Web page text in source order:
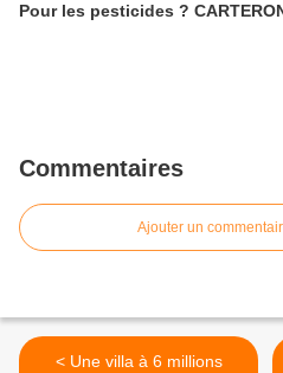
Pour les pesticides ?
Commentaires
Ajouter un
< Une villa à 6 millions